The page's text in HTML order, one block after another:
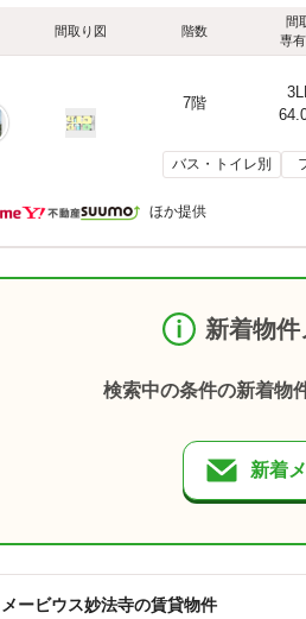
間取り図 階数
間
専
7階
バス・トイレ別
ほか提供
新着物
検索中の条件の新着物
新着
メービウス妙法寺の賃貸物件